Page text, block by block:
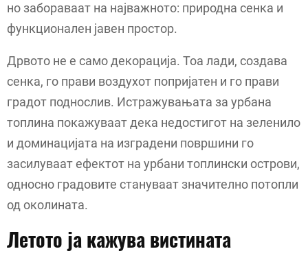
но забораваат на најважното: природна сенка и
функционален јавен простор.
Дрвото не е само декорација. Тоа лади, создава
сенка, го прави воздухот попријатен и го прави
градот поднослив. Истражувањата за урбана
топлина покажуваат дека недостигот на зеленило
и доминацијата на изградени површини го
засилуваат ефектот на урбани топлински острови,
односно градовите стануваат значително потопли
од околината.
Летото ја кажува вистината